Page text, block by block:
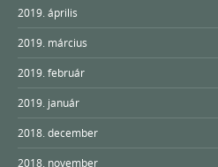
2019. április
2019. március
2019. február
2019. január
2018. december
2018. november